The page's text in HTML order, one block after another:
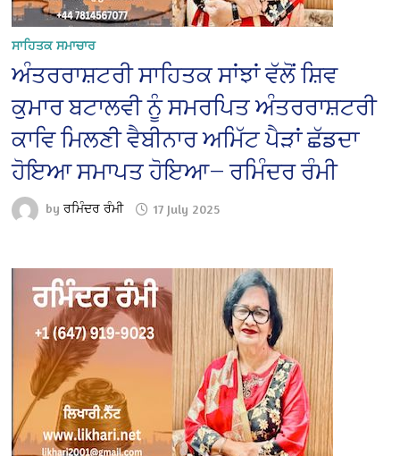
ਸਾਹਿਤਕ ਸਮਾਚਾਰ
ਅੰਤਰਰਾਸ਼ਟਰੀ ਸਾਹਿਤਕ ਸਾਂਝਾਂ ਵੱਲੋਂ ਸ਼ਿਵ
ਕੁਮਾਰ ਬਟਾਲਵੀ ਨੂੰ ਸਮਰਪਿਤ ਅੰਤਰਰਾਸ਼ਟਰੀ
ਕਾਵਿ ਮਿਲਣੀ ਵੈਬੀਨਾਰ ਅਮਿੱਟ ਪੈੜਾਂ ਛੱਡਦਾ
ਹੋਇਆ ਸਮਾਪਤ ਹੋਇਆ— ਰਮਿੰਦਰ ਰੰਮੀ
byਰਮਿੰਦਰ ਰੰਮੀ 17 July 2025